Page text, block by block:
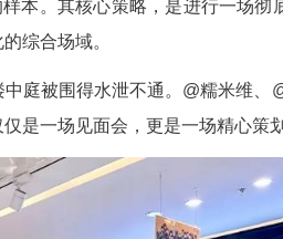
一个选择题，而是一个
不能是简单的促销。我们